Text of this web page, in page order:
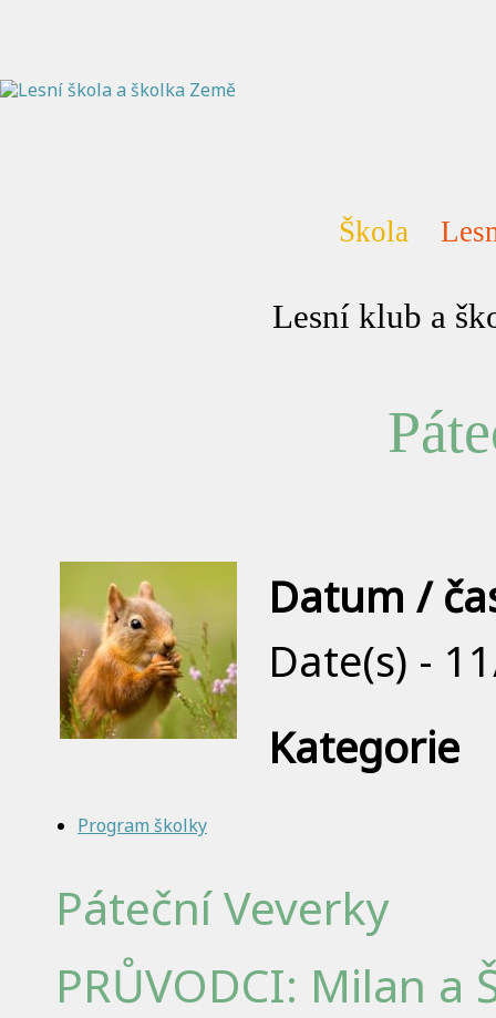
Škola
Lesní klub a
Datum /
Date(s) -
Kategorie
Program školky
Páteční Veverky
PRŮVODCI: Milan a